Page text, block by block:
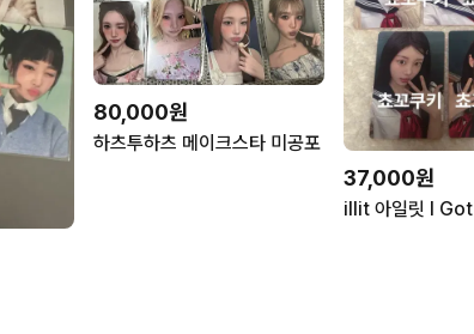
80,000원
하츠투하츠 메이크스타 미공포
37,000원